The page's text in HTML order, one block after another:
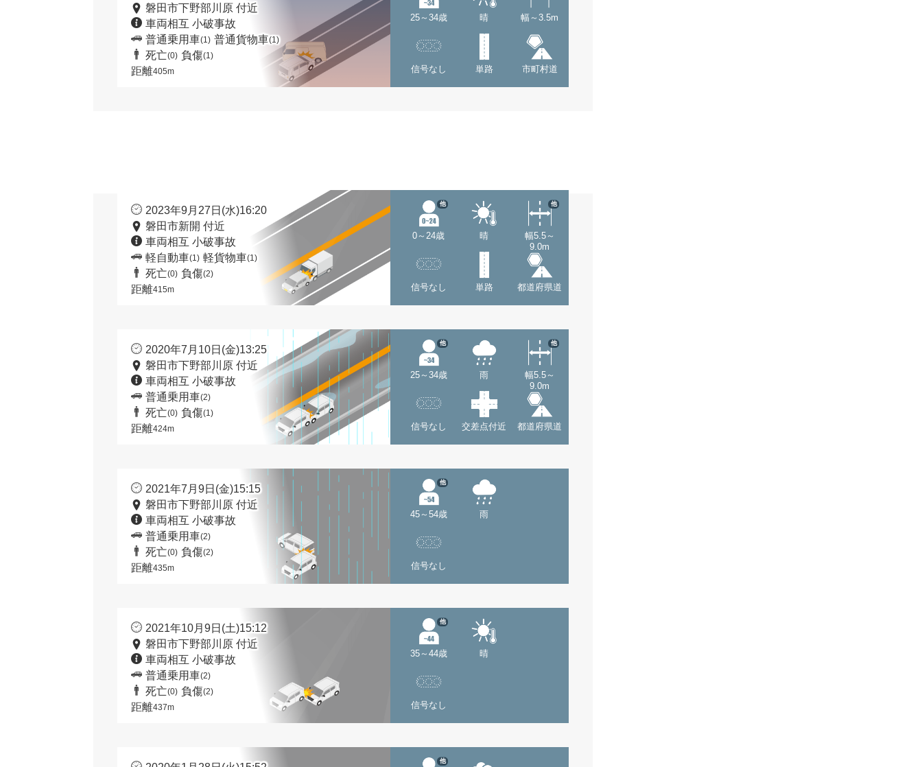
磐田市下野部川原 付近
車両相互 小破事故
普通乗用車(1) 普通貨物車(1)
死亡(0) 負傷(1)
距離405m
25～34歳 晴 幅～3.5m
信号なし 単路 市町村道
2023年9月27日(水)16:20
磐田市新開 付近
車両相互 小破事故
軽自動車(1) 軽貨物車(1)
死亡(0) 負傷(2)
距離415m
0～24歳
他
晴
幅5.5～
9.0m
他
信号なし 単路 都道府県道
2020年7月10日(金)13:25
磐田市下野部川原 付近
車両相互 小破事故
普通乗用車(2)
死亡(0) 負傷(1)
距離424m
25～34歳
他
雨
幅5.5～
9.0m
他
信号なし 交差点付近 都道府県道
2021年7月9日(金)15:15
磐田市下野部川原 付近
車両相互 小破事故
普通乗用車(2)
死亡(0) 負傷(2)
距離435m
45～54歳
他
雨
信号なし
2021年10月9日(土)15:12
磐田市下野部川原 付近
車両相互 小破事故
普通乗用車(2)
死亡(0) 負傷(2)
距離437m
35～44歳
他
晴
信号なし
他